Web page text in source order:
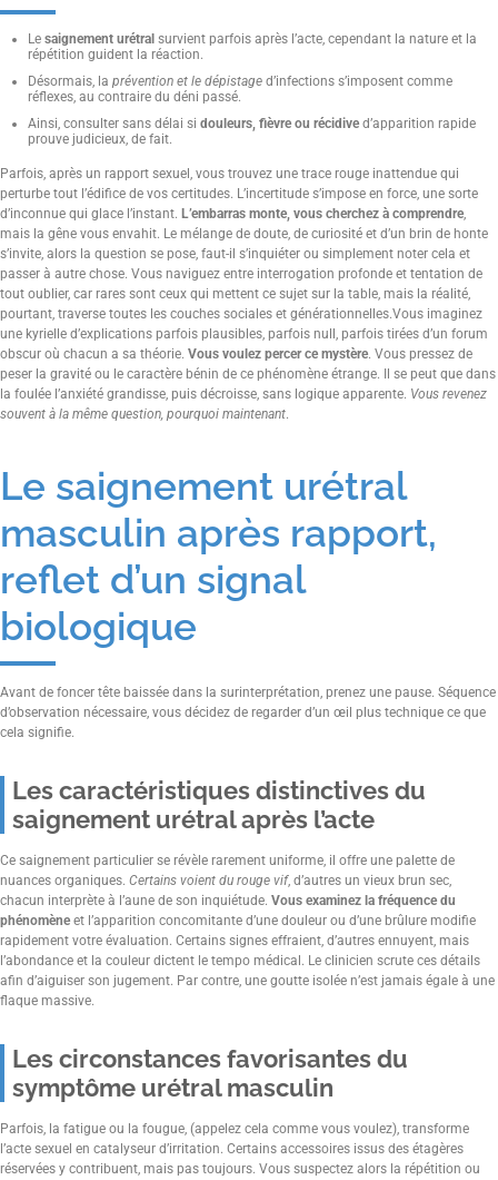
Le saignement urétral survient parfois après l’acte, cependant la nature et la
répétition guident la réaction.
Désormais, la prévention et le dépistage d’infections s’imposent comme
réflexes, au contraire du déni passé.
Ainsi, consulter sans délai si douleurs, fièvre ou récidive d’apparition rapide
prouve judicieux, de fait.
Parfois, après un rapport sexuel, vous trouvez une trace rouge inattendue qui
perturbe tout l’édifice de vos certitudes. L’incertitude s’impose en force, une sorte
d’inconnue qui glace l’instant. L’embarras monte, vous cherchez à comprendre,
mais la gêne vous envahit. Le mélange de doute, de curiosité et d’un brin de honte
s’invite, alors la question se pose, faut-il s’inquiéter ou simplement noter cela et
passer à autre chose. Vous naviguez entre interrogation profonde et tentation de
tout oublier, car rares sont ceux qui mettent ce sujet sur la table, mais la réalité,
pourtant, traverse toutes les couches sociales et générationnelles.Vous imaginez
une kyrielle d’explications parfois plausibles, parfois null, parfois tirées d’un forum
obscur où chacun a sa théorie. Vous voulez percer ce mystère. Vous pressez de
peser la gravité ou le caractère bénin de ce phénomène étrange. Il se peut que dans
la foulée l’anxiété grandisse, puis décroisse, sans logique apparente. Vous revenez
souvent à la même question, pourquoi maintenant.
Le saignement urétral
masculin après rapport,
reflet d’un signal
biologique
Avant de foncer tête baissée dans la surinterprétation, prenez une pause. Séquence
d’observation nécessaire, vous décidez de regarder d’un œil plus technique ce que
cela signifie.
Les caractéristiques distinctives du
saignement urétral après l’acte
Ce saignement particulier se révèle rarement uniforme, il offre une palette de
nuances organiques. Certains voient du rouge vif, d’autres un vieux brun sec,
chacun interprète à l’aune de son inquiétude. Vous examinez la fréquence du
phénomène et l’apparition concomitante d’une douleur ou d’une brûlure modifie
rapidement votre évaluation. Certains signes effraient, d’autres ennuyent, mais
l’abondance et la couleur dictent le tempo médical. Le clinicien scrute ces détails
afin d’aiguiser son jugement. Par contre, une goutte isolée n’est jamais égale à une
flaque massive.
Les circonstances favorisantes du
symptôme urétral masculin
Parfois, la fatigue ou la fougue, (appelez cela comme vous voulez), transforme
l’acte sexuel en catalyseur d’irritation. Certains accessoires issus des étagères
réservées y contribuent, mais pas toujours. Vous suspectez alors la répétition ou